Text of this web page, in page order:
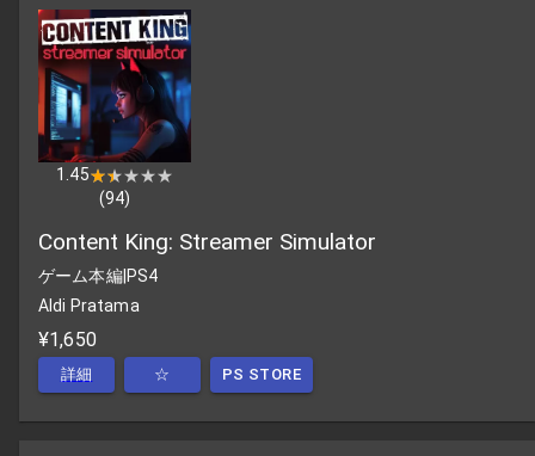
1.45★★★★★
★★★★★
(94)
Content King: Streamer Simulator
ゲーム本編| PS4
Aldi Pratama
¥1,650
詳細 ☆ PS STORE